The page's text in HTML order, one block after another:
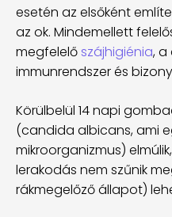
esetén az elsőként
az ok. Mindemellett
megfelelőszájhigiénia, a
immunrendszer és
Körülbelül 14 napi
(candida albicans, ami
mikroorganizmus)
lerakodás nem szűnik
rákmegelőző állapot)